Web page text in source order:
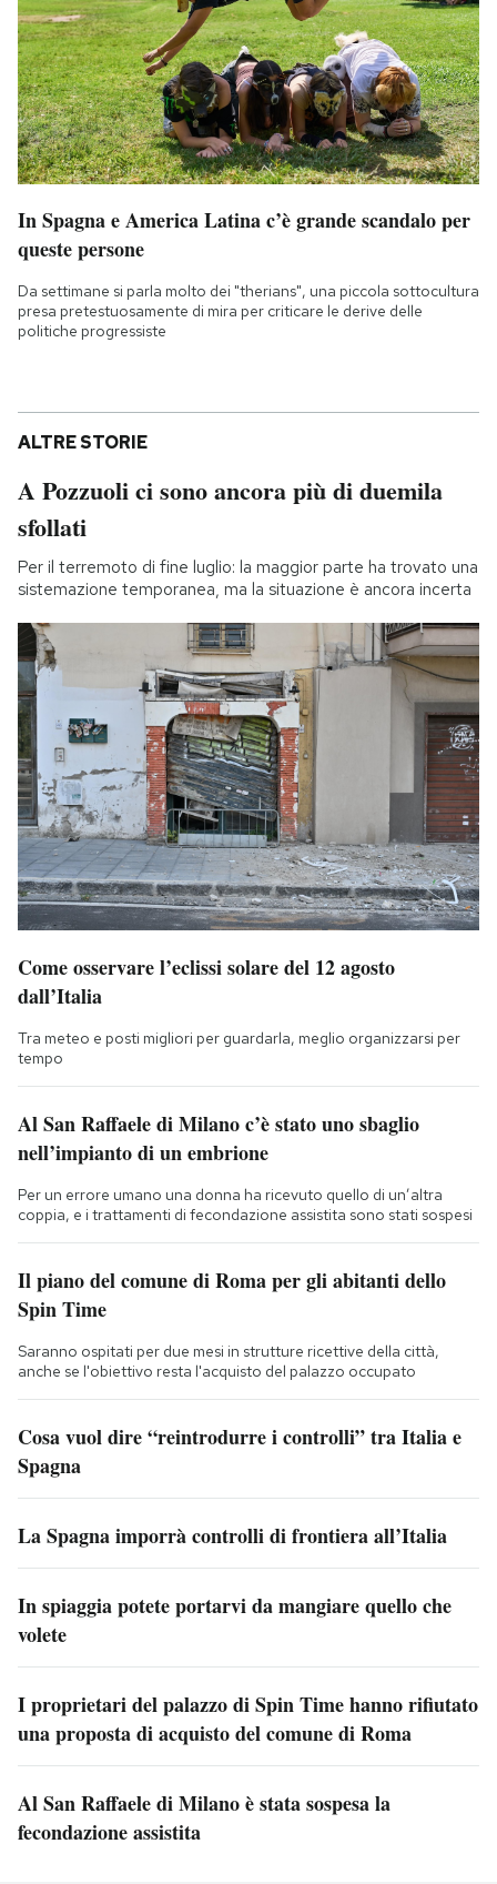
In Spagna e America Latina c’è grande scandalo per
queste persone
Da settimane si parla molto dei "therians", una piccola sottocultura
presa pretestuosamente di mira per criticare le derive delle
politiche progressiste
ALTRE STORIE
A Pozzuoli ci sono ancora più di duemila
sfollati
Per il terremoto di fine luglio: la maggior parte ha trovato una
sistemazione temporanea, ma la situazione è ancora incerta
Come osservare l’eclissi solare del 12 agosto
dall’Italia
Tra meteo e posti migliori per guardarla, meglio organizzarsi per
tempo
Al San Raffaele di Milano c’è stato uno sbaglio
nell’impianto di un embrione
Per un errore umano una donna ha ricevuto quello di un’altra
coppia, e i trattamenti di fecondazione assistita sono stati sospesi
Il piano del comune di Roma per gli abitanti dello
Spin Time
Saranno ospitati per due mesi in strutture ricettive della città,
anche se l'obiettivo resta l'acquisto del palazzo occupato
Cosa vuol dire “reintrodurre i controlli” tra Italia e
Spagna
La Spagna imporrà controlli di frontiera all’Italia
In spiaggia potete portarvi da mangiare quello che
volete
I proprietari del palazzo di Spin Time hanno rifiutato
una proposta di acquisto del comune di Roma
Al San Raffaele di Milano è stata sospesa la
fecondazione assistita